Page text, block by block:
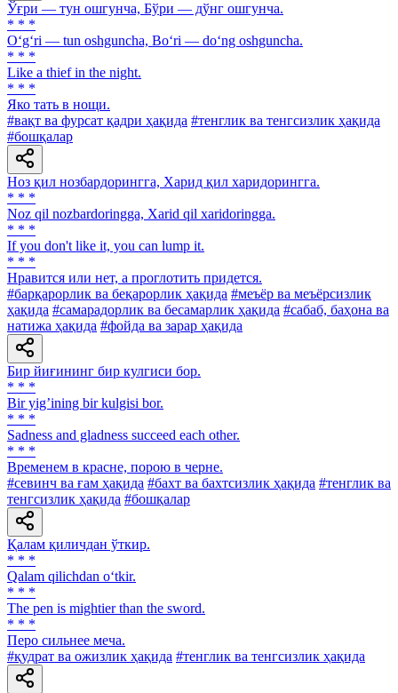
Ўғри — тун ошгунча, Бўри — дўнг ошгунча.
* * *
O‘g‘ri — tun oshguncha, Bo‘ri — do‘ng oshguncha.
* * *
Like a thief in the night.
* * *
Яко тать в нощи.
#вақт ва фурсат қадри ҳақида #тенглик ва тенгсизлик ҳақида
#бошқалар
Ноз қил нозбардорингга, Харид қил харидорингга.
* * *
Noz qil nozbardoringga, Xarid qil xaridoringga.
* * *
If you don't like it, you can lump it.
* * *
Нравится или нет, а проглотить придется.
#барқарорлик ва беқарорлик ҳақида #меъёр ва меъёрсизлик
ҳақида #самарадорлик ва бесамарлик ҳақида #сабаб, баҳона ва
натижа ҳақида #фойда ва зарар ҳақида
Бир йиғининг бир кулгиси бор.
* * *
Bir yigʼining bir kulgisi bor.
* * *
Sadness and gladness succeed each other.
* * *
Временем в красне, порою в черне.
#севинч ва ғам ҳақида #бахт ва бахтсизлик ҳақида #тенглик ва
тенгсизлик ҳақида #бошқалар
Қалам қиличдан ўткир.
* * *
Qalam qilichdan o‘tkir.
* * *
The pen is mightier than the sword.
* * *
Перо сильнее меча.
#қудрат ва ожизлик ҳақида #тенглик ва тенгсизлик ҳақида